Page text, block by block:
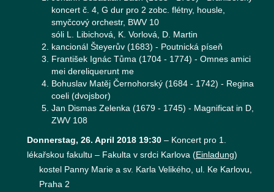
koncert č. 4, G dur pro 2 zobc. flétny, housle,
smyčcový orchestr, BWV 10
sóli L. Libichová, K. Vorlová, D. Martin
kancionál Šteyerův (1683) - Poutnická píseň
František Ignác Tůma (1704 - 1774) - Omnes amici
mei dereliquerunt me
Bohuslav Matěj Černohorský (1684 - 1742) - Regina
coeli (dvojsbor)
Jan Dismas Zelenka (1679 - 1745) - Magnificat in D,
ZWV 108
Donnerstag, 26. April 2018 19:30 – Koncert pro 1.
lékařskou fakultu – Fakulta v srdci Karlova (Einladung)
kostel Panny Marie a sv. Karla Velikého, ul. Ke Karlovu,
Praha 2